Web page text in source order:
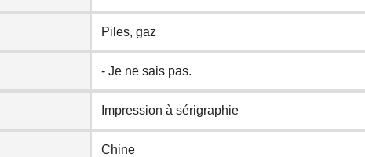
Piles, gaz
- Je ne sais pas.
Impression à sérigraphie
Chine